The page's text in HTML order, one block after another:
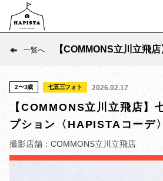
一覧へ
【COMMONS立川立飛
2〜3歳 七五三フォト 2026.02.17
【COMMONS立川立飛店】
プション〈HAPISTAコーデ
撮影店舗：COMMONS立川立飛店